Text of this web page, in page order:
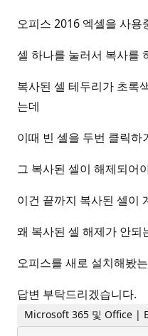
오피스 2016 엑셀을 사용
셀 하나를 눌러서 복사를
복사된 셀 테두리가 초록
는데
이때 빈 셀을 두번 클릭하
그 복사된 셀이 해제되어
이건 끝까지 복사된 셀이
왜 복사된 셀 해제가 안되
오피스를 새로 설치해봤
답변 부탁드리겠습니다.
Microsoft 365 및 Office |